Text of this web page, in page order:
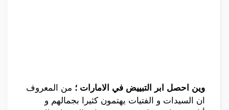
وين احصل ابر التبييض في الامارات ؛ من المعروف
ان السيدات و الفتيات يهتمون كثيرا بجمالهم و